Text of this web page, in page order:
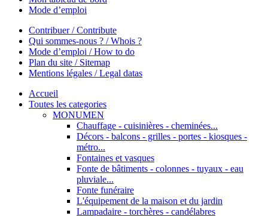
Mode d’emploi
Contribuer / Contribute
Qui sommes-nous ? / Whois ?
Mode d’emploi / How to do
Plan du site / Sitemap
Mentions légales / Legal datas
Accueil
Toutes les categories
MONUMEN
Chauffage - cuisinières - cheminées...
Décors - balcons - grilles - portes - kiosques -
métro...
Fontaines et vasques
Fonte de bâtiments - colonnes - tuyaux - eau
pluviale...
Fonte funéraire
L'équipement de la maison et du jardin
Lampadaire - torchères - candélabres